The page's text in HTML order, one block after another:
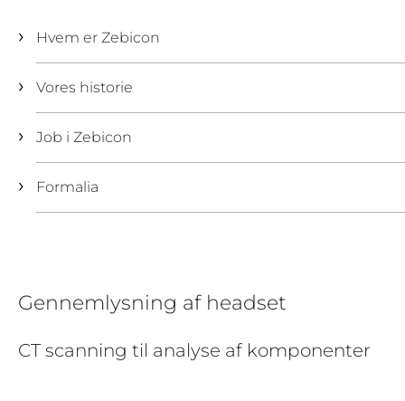
Gennemlysning af headset
CT scanning til analyse af komponenter
Hvem er Zebicon
Vores historie
Job i Zebicon
Formalia